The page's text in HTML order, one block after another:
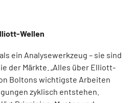
Wellen
ein Analysewerkzeug – sie sind
der Märkte. „Alles über Elliott-
Boltons wichtigste Arbeiten
zyklisch entstehen.